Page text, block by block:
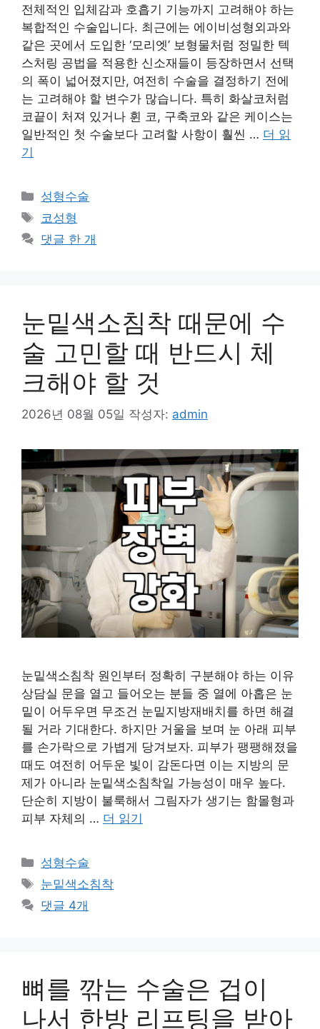
전체적인 입체감과 호흡기 기능까지 고려해야 하는
복합적인 수술입니다. 최근에는 에이비성형외과와
같은 곳에서 도입한 ‘모리엣’ 보형물처럼 정밀한 텍
스처링 공법을 적용한 신소재들이 등장하면서 선택
의 폭이 넓어졌지만, 여전히 수술을 결정하기 전에
는 고려해야 할 변수가 많습니다. 특히 화살코처럼
코끝이 처져 있거나 휜 코, 구축코와 같은 케이스는
일반적인 첫 수술보다 고려할 사항이 훨씬 … 더 읽
기
카
테
리
성형수술
태
그
코성형
댓글 한 개
눈밑색소침착 때문에 수
술 고민할 때 반드시 체
크해야 할 것
2026년 08월 05일 작성자: admin
눈밑색소침착 원인부터 정확히 구분해야 하는 이유
상담실 문을 열고 들어오는 분들 중 열에 아홉은 눈
밑이 어두우면 무조건 눈밑지방재배치를 하면 해결
될 거라 기대한다. 하지만 거울을 보며 눈 아래 피부
를 손가락으로 가볍게 당겨보자. 피부가 팽팽해졌을
때도 여전히 어두운 빛이 감돈다면 이는 지방의 문
제가 아니라 눈밑색소침착일 가능성이 매우 높다.
단순히 지방이 불룩해서 그림자가 생기는 함몰형과
피부 자체의 … 더 읽기
카
테
리
성형수술
태
그
눈밑색소침착
댓글 4개
뼈를 깎는 수술은 겁이
나서 한방 리프팅을 받아